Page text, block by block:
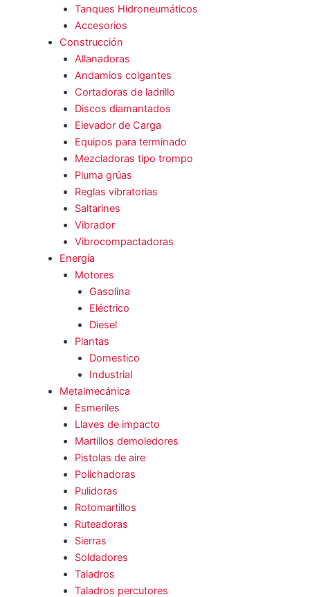
Tanques Hidroneumáticos
Accesorios
Construcción
Allanadoras
Andamios colgantes
Cortadoras de ladrillo
Discos diamantados
Elevador de Carga
Equipos para terminado
Mezcladoras tipo trompo
Pluma grúas
Reglas vibratorias
Saltarines
Vibrador
Vibrocompactadoras
Energía
Motores
Gasolina
Eléctrico
Diesel
Plantas
Domestico
Industrial
Metalmecánica
Esmeriles
Llaves de impacto
Martillos demoledores
Pistolas de aire
Polichadoras
Pulidoras
Rotomartillos
Ruteadoras
Sierras
Soldadores
Taladros
Taladros percutores